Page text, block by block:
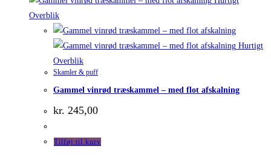
Overblik
Hurtigt
Overblik
Skamler & puff
Gammel vinrød træskammel – med flot afskalning
kr. 245,00
Tilføj til kurv